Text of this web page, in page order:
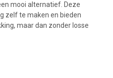
mooi alternatief. Deze
zelf te maken en bieden
maar dan zonder losse